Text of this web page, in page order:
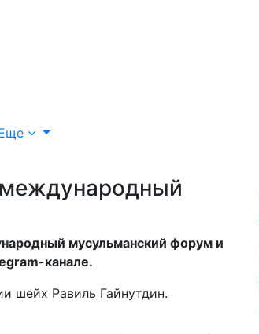
мусульманский форум и
канале.
шейх Равиль Гайнутдин.